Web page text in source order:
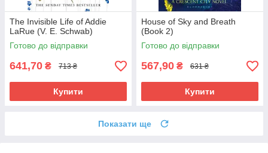
The Invisible Life of Addie
LaRue (V. E. Schwab)
Готово до відправки
641,70 ₴ 713 ₴
Купити
House of Sky and Breath
(Book 2)
Готово до відправки
567,90 ₴ 631 ₴
Купити
Показати ще